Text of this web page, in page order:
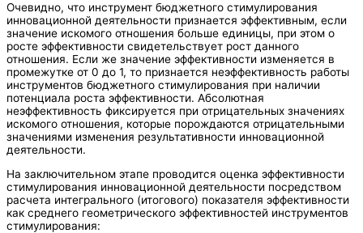
Очевидно, что инструмент бюджетного стимулирования
инновационной деятельности признается эффективным, если
значение искомого отношения больше единицы, при этом о
росте эффективности свидетельствует рост данного
отношения. Если же значение эффективности изменяется в
промежутке от 0 до 1, то признается неэффективность работы
инструментов бюджетного стимулирования при наличии
потенциала роста эффективности. Абсолютная
неэффективность фиксируется при отрицательных значениях
искомого отношения, которые порождаются отрицательными
значениями изменения результативности инновационной
деятельности.
На заключительном этапе проводится оценка эффективности
стимулирования инновационной деятельности посредством
расчета интегрального (итогового) показателя эффективности
как среднего геометрического эффективностей инструментов
стимулирования: